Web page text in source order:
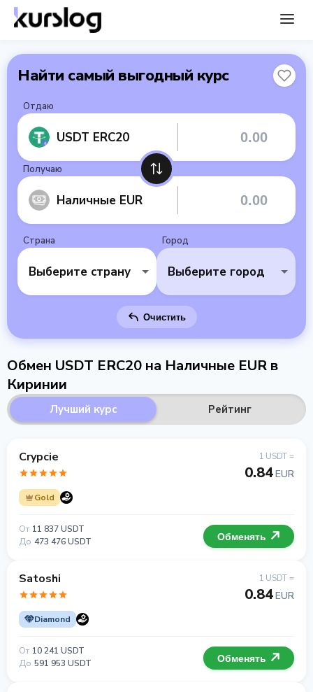
Найти самый выгодный курс
Отдаю
USDT ERC20
Получаю
Наличные EUR
Страна
Выберите страну
Город
Выберите город
Очистить
Обмен USDT ERC20 на Наличные EUR в
Киринии
Лучший курс Рейтинг
Crypcie
Gold
1 USDT =
0.84EUR
От 11 837 USDT
До 473 476 USDT Обменять
Satoshi
Diamond
1 USDT =
0.84EUR
От 10 241 USDT
До 591 953 USDT Обменять